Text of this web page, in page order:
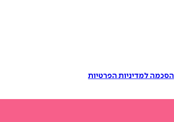
הסכמה למדיניות הפרטיות